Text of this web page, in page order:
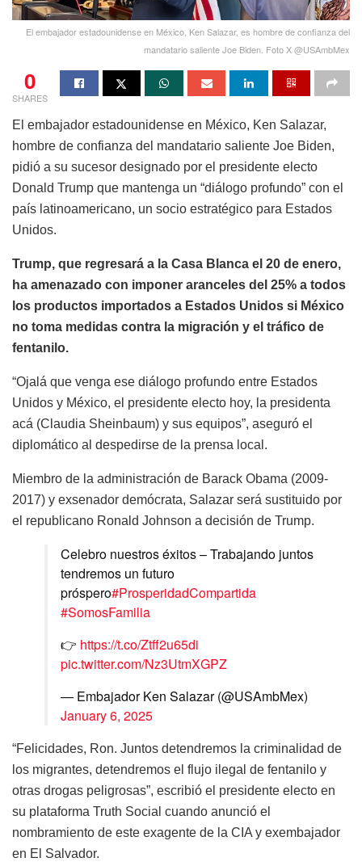
El embajador estadounidense en México, Ken Salazar, es hombre de confianza del
mandatario saliente Joe Biden. Foto X @USAmbMex
0
SHARES
El embajador estadounidense en México, Ken Salazar,
hombre de confianza del mandatario saliente Joe Biden,
pidió a su sucesor designado por el presidente electo
Donald Trump que mantenga un “diálogo profundo” con el
país latinoamericano, un socio estratégico para Estados
Unidos.
Trump, que regresará a la Casa Blanca el 20 de enero,
ha amenazado con imponer aranceles del 25% a todos
los productos importados a Estados Unidos si México
no toma medidas contra la migración y el tráfico de
fentanilo.
“Ojalá que venga ese diálogo profundo entre Estados
Unidos y México, el presidente electo hoy, la presidenta
acá (Claudia Sheinbaum) y sus equipos”, aseguró el
diplomático al despedirse de la prensa local.
Miembro de la administración de Barack Obama (2009-
2017) y exsenador demócrata, Salazar será sustituido por
el republicano Ronald Johnson a decisión de Trump.
Celebro nuestros éxitos – Trabajando juntos
tendremos un futuro
próspero#ProsperidadCompartida
#SomosFamilia
👉 https://t.co/Ztff2u65di
pic.twitter.com/Nz3UtmXGPZ
— Embajador Ken Salazar (@USAmbMex)
January 6, 2025
“Felicidades, Ron. Juntos detendremos la criminalidad de
los migrantes, detendremos el flujo ilegal de fentanilo y
otras drogas peligrosas”, escribió el presidente electo en
su plataforma Truth Social cuando anunció el
nombramiento de este exagente de la CIA y exembajador
en El Salvador.